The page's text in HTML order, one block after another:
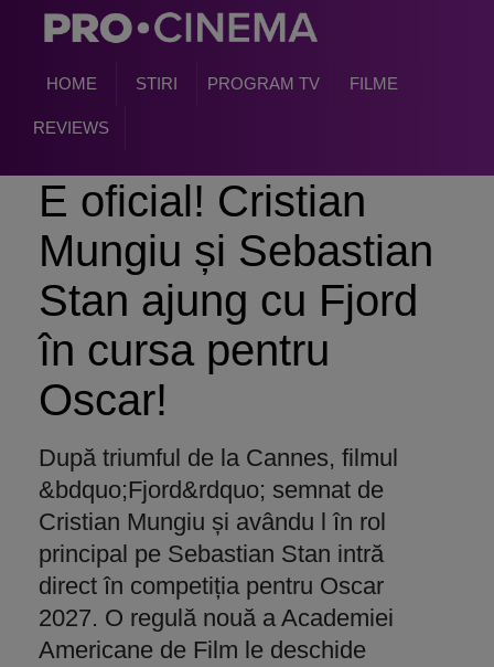
HOME STIRI PROGRAM TV FILME
REVIEWS
E oficial! Cristian
Mungiu și Sebastian
Stan ajung cu Fjord
în cursa pentru
Oscar!
După triumful de la Cannes, filmul
&bdquo;Fjord&rdquo; semnat de
Cristian Mungiu și avându l în rol
principal pe Sebastian Stan intră
direct în competiția pentru Oscar
2027. O regulă nouă a Academiei
Americane de Film le deschide